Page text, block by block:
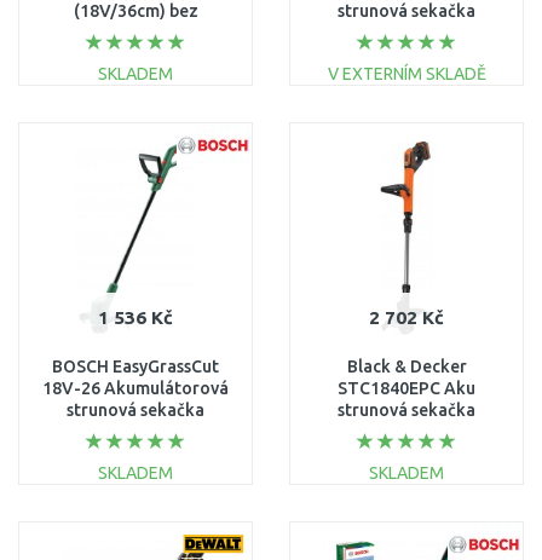
(18V/36cm) bez
akumulátoru
SKLADEM
Porovnat
strunová sekačka
06008C1A03
V EXTERNÍM SKLADĚ
Porovnat
1 536 Kč
BOSCH EasyGrassCut
18V-26 Akumulátorová
strunová sekačka
06008C1C04
SKLADEM
2 702 Kč
Black & Decker
STC1840EPC Aku
strunová sekačka
(30cm/18V/1x4,0Ah)
SKLADEM